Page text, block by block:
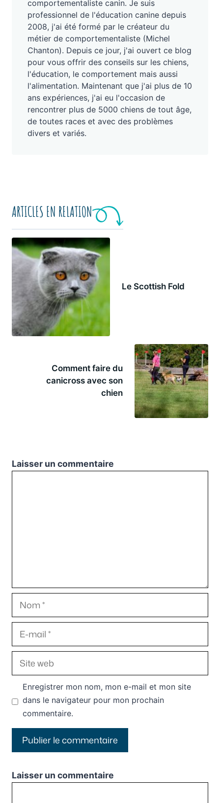
comportementaliste canin. Je suis
professionnel de l'éducation canine depuis
2008, j'ai été formé par le créateur du
métier de comportementaliste (Michel
Chanton). Depuis ce jour, j'ai ouvert ce blog
pour vous offrir des conseils sur les chiens,
l'éducation, le comportement mais aussi
l'alimentation. Maintenant que j'ai plus de 10
ans expériences, j'ai eu l'occasion de
rencontrer plus de 5000 chiens de tout âge,
de toutes races et avec des problèmes
divers et variés.
ARTICLES EN RELATION
Le Scottish Fold
Comment faire du
canicross avec son
chien
Laisser un commentaire
Nom
E-
mail
Site
web
Enregistrer mon nom, mon e-mail et mon site
dans le navigateur pour mon prochain
commentaire.
Laisser un commentaire